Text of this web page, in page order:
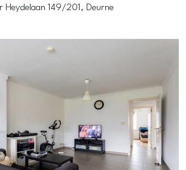
Heydelaan 149/201, Deurne